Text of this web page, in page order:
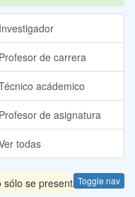
Investigador
Profesor de carrera
acádemico
Profesor de asignatura
todas
Toggle nav
se presentan las